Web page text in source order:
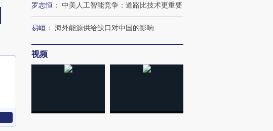
罗志恒 ： 中美人工智能竞争：道路比技术更重要
易峘 ： 海外能源供给缺口对中国的影响
视频